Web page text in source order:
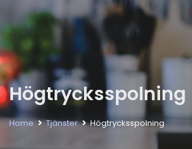
Högtrycksspolning
Home Tjänster Högtrycksspolning